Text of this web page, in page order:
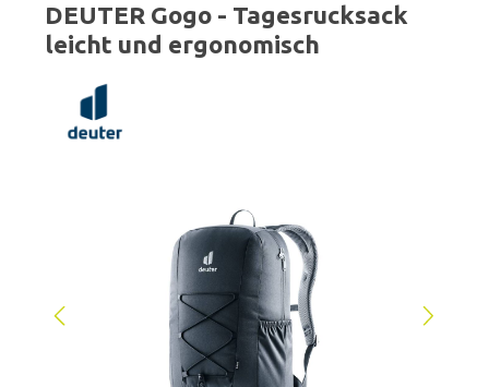
DEUTER Gogo - Tagesrucksack
leicht und ergonomisch